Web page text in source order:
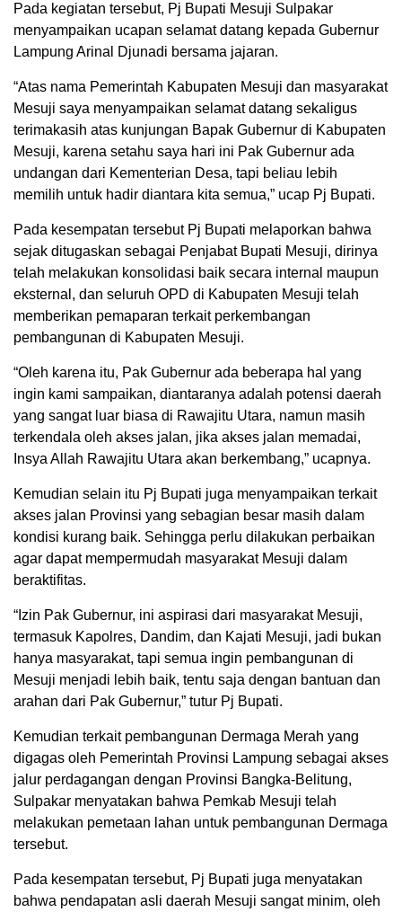
Pada kegiatan tersebut, Pj Bupati Mesuji Sulpakar
menyampaikan ucapan selamat datang kepada Gubernur
Lampung Arinal Djunadi bersama jajaran.
“Atas nama Pemerintah Kabupaten Mesuji dan masyarakat
Mesuji saya menyampaikan selamat datang sekaligus
terimakasih atas kunjungan Bapak Gubernur di Kabupaten
Mesuji, karena setahu saya hari ini Pak Gubernur ada
undangan dari Kementerian Desa, tapi beliau lebih
memilih untuk hadir diantara kita semua,” ucap Pj Bupati.
Pada kesempatan tersebut Pj Bupati melaporkan bahwa
sejak ditugaskan sebagai Penjabat Bupati Mesuji, dirinya
telah melakukan konsolidasi baik secara internal maupun
eksternal, dan seluruh OPD di Kabupaten Mesuji telah
memberikan pemaparan terkait perkembangan
pembangunan di Kabupaten Mesuji.
“Oleh karena itu, Pak Gubernur ada beberapa hal yang
ingin kami sampaikan, diantaranya adalah potensi daerah
yang sangat luar biasa di Rawajitu Utara, namun masih
terkendala oleh akses jalan, jika akses jalan memadai,
Insya Allah Rawajitu Utara akan berkembang,” ucapnya.
Kemudian selain itu Pj Bupati juga menyampaikan terkait
akses jalan Provinsi yang sebagian besar masih dalam
kondisi kurang baik. Sehingga perlu dilakukan perbaikan
agar dapat mempermudah masyarakat Mesuji dalam
beraktifitas.
“Izin Pak Gubernur, ini aspirasi dari masyarakat Mesuji,
termasuk Kapolres, Dandim, dan Kajati Mesuji, jadi bukan
hanya masyarakat, tapi semua ingin pembangunan di
Mesuji menjadi lebih baik, tentu saja dengan bantuan dan
arahan dari Pak Gubernur,” tutur Pj Bupati.
Kemudian terkait pembangunan Dermaga Merah yang
digagas oleh Pemerintah Provinsi Lampung sebagai akses
jalur perdagangan dengan Provinsi Bangka-Belitung,
Sulpakar menyatakan bahwa Pemkab Mesuji telah
melakukan pemetaan lahan untuk pembangunan Dermaga
tersebut.
Pada kesempatan tersebut, Pj Bupati juga menyatakan
bahwa pendapatan asli daerah Mesuji sangat minim, oleh